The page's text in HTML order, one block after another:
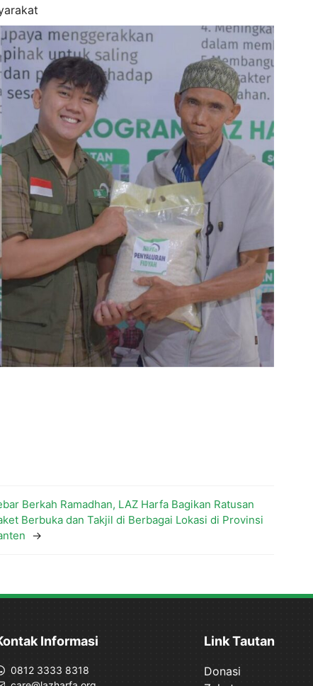
Berkah Ramadhan, LAZ Harfa Bagikan Ratusan
Berbuka dan Takjil di Berbagai Lokasi di Provinsi
→
Informasi
0812 3333 8318
Link Tautan
Donasi